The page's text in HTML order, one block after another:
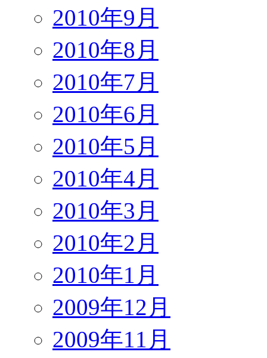
2010年9月
2010年8月
2010年7月
2010年6月
2010年5月
2010年4月
2010年3月
2010年2月
2010年1月
2009年12月
2009年11月